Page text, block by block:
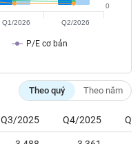
P/E cơ bản
0
Q1/2026 Q2/2026
Theo quý Theo năm
Q3/2025 Q4/2025